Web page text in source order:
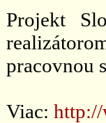
Projekt
pracovnou
Viac: http://